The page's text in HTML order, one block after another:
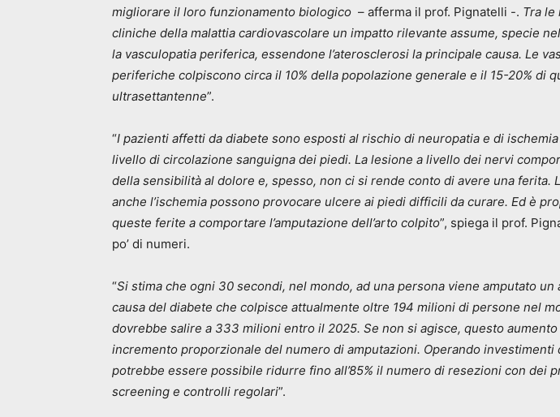
migliorare il loro funzionamento biologico – afferma il prof. Pignatelli -. Tra le
cliniche della malattia cardiovascolare un impatto rilevante assume, specie
la vasculopatia periferica, essendone l’aterosclerosi la principale causa. Le
periferiche colpiscono circa il 10% della popolazione generale e il 15-20% di
ultrasettantenne”.
“I pazienti affetti da diabete sono esposti al rischio di neuropatia e di
livello di circolazione sanguigna dei piedi. La lesione a livello dei nervi
della sensibilità al dolore e, spesso, non ci si rende conto di avere una ferita.
anche l’ischemia possono provocare ulcere ai piedi difficili da curare. Ed è
queste ferite a comportare l’amputazione dell’arto colpito”, spiega il prof.
po’ di numeri.
“Si stima che ogni 30 secondi, nel mondo, ad una persona viene amputato
causa del diabete che colpisce attualmente oltre 194 milioni di persone nel
dovrebbe salire a 333 milioni entro il 2025. Se non si agisce, questo
incremento proporzionale del numero di amputazioni. Operando investimenti
potrebbe essere possibile ridurre fino all’85% il numero di resezioni con dei
screening e controlli regolari”.